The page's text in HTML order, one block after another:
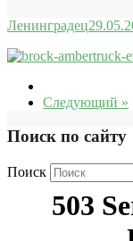
Ленинградец
Следующий »
Поиск по сайту
Поиск